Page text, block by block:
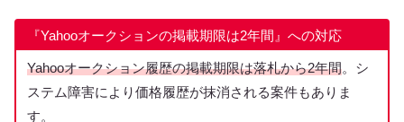
『Yahooオークションの掲載期限は2年間』への対応
Yahooオークション履歴の掲載期限は落札から2年間。シ
ステム障害により価格履歴が抹消される案件もありま
す。